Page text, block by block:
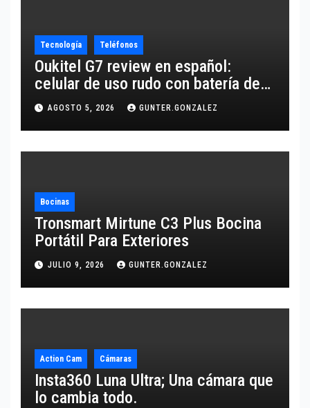
Tecnología Teléfonos
Oukitel G7 review en español:
celular de uso rudo con batería de
10,600 mAh
AGOSTO 5, 2026 GUNTER.GONZALEZ
Bocinas
Tronsmart Mirtune C3 Plus Bocina
Portátil Para Exteriores
JULIO 9, 2026 GUNTER.GONZALEZ
Action Cam Cámaras
Insta360 Luna Ultra; Una cámara que
lo cambia todo.